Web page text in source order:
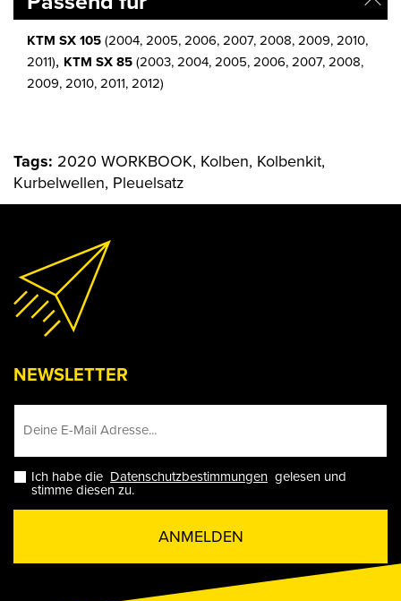
KTM SX 105(2004, 2005, 2006, 2007, 2008, 2009, 2010,
2011), KTM SX 85(2003, 2004, 2005, 2006, 2007, 2008,
2009, 2010, 2011, 2012)
Tags: 2020 WORKBOOK, Kolben, Kolbenkit,
Kurbelwellen, Pleuelsatz
NEWSLETTER
Ich habe die Datenschutzbestimmungen gelesen und
stimme diesen zu.
ANMELDEN